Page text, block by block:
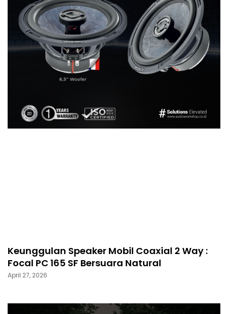
Keunggulan Speaker Mobil Coaxial 2 Way :
Focal PC 165 SF Bersuara Natural
April 27, 2026